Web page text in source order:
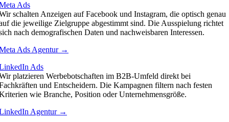
Ads
schalten Anzeigen auf Facebook und Instagram, die optisch genau
die jeweilige Zielgruppe abgestimmt sind. Die Ausspielung richtet
nach demografischen Daten und nachweisbaren Interessen.
Ads Agentur →
Ads
platzieren Werbebotschaften im B2B-Umfeld direkt bei
und Entscheidern. Die Kampagnen filtern nach festen
wie Branche, Position oder Unternehmensgröße.
Agentur →